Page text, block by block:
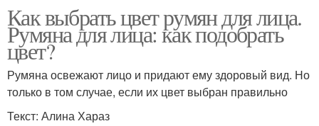
Как выбрать цвет румян для лица.
Румяна для лица: как подобрать
цвет?
Румяна освежают лицо и придают ему здоровый вид. Но
только в том случае, если их цвет выбран правильно
Текст: Алина Хараз